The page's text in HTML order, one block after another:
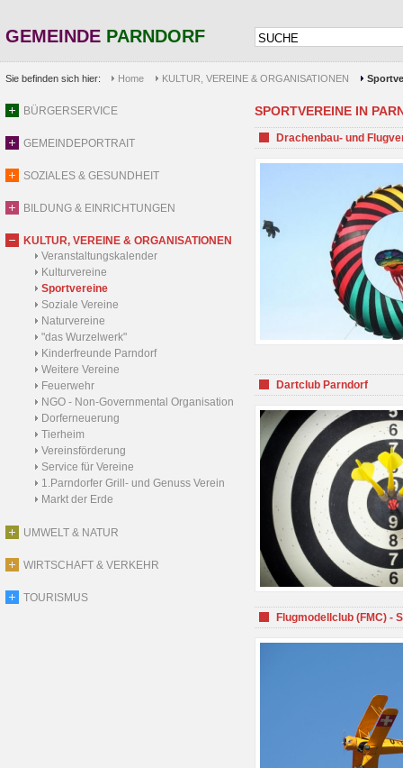
GEMEINDE PARNDORF
Sie befinden sich hier: Home KULTUR, VEREINE & ORGANISATIONEN
BÜRGERSERVICE
GEMEINDEPORTRAIT
SOZIALES & GESUNDHEIT
BILDUNG & EINRICHTUNGEN
KULTUR, VEREINE & ORGANISATIONEN
Veranstaltungskalender
Kulturvereine
Sportvereine
Soziale Vereine
Naturvereine
"das Wurzelwerk"
Kinderfreunde Parndorf
Weitere Vereine
Feuerwehr
NGO - Non-Governmental Organisation
Dorferneuerung
Tierheim
Vereinsförderung
Service für Vereine
1.Parndorfer Grill- und Genuss Verein
Markt der Erde
UMWELT & NATUR
WIRTSCHAFT & VERKEHR
TOURISMUS
SPORTVEREINE IN
Drachenbau- und
Dartclub Parndorf
Flugmodellclub (FMC) -